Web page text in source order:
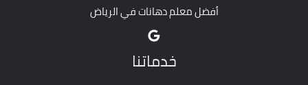
أفضل معلم دهانات في الرياض
خدماتنا